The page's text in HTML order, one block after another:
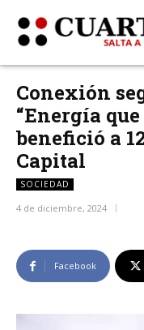
Conexión
“Energía
benefició a
Capital
SOCIEDAD
4 de diciembre, 2024
Facebook